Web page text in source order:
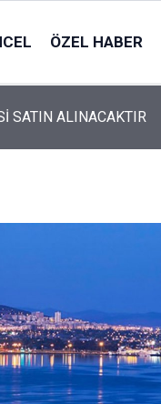
ÖZEL HABER
SATIN ALINACAKTIR